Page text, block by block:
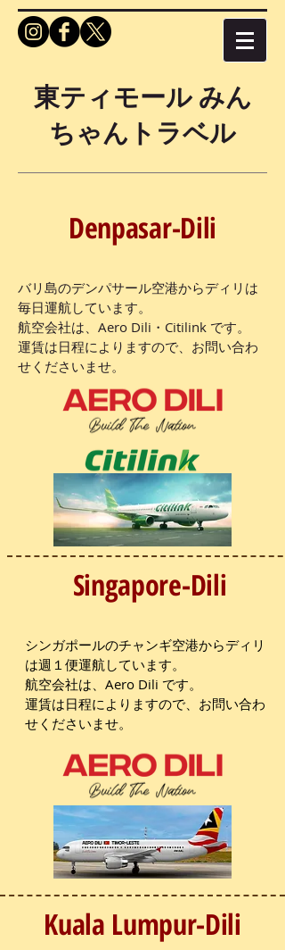
東ティモール みん
ちゃんトラベル
Denpasar-Dili
バリ島のデンパサール空港からディリは
毎日運航しています。
航空会社は、Aero Dili・Citilink です。
運賃は日程によりますので、お問い合わ
せくださいませ。
Singapore-Dili
​シンガポールのチャンギ空港からディリ
は週１便運航しています。
航空会社は、Aero Dili です。
運賃は日程によりますので、お問い合わ
せくださいませ。
Kuala Lumpur-Dili